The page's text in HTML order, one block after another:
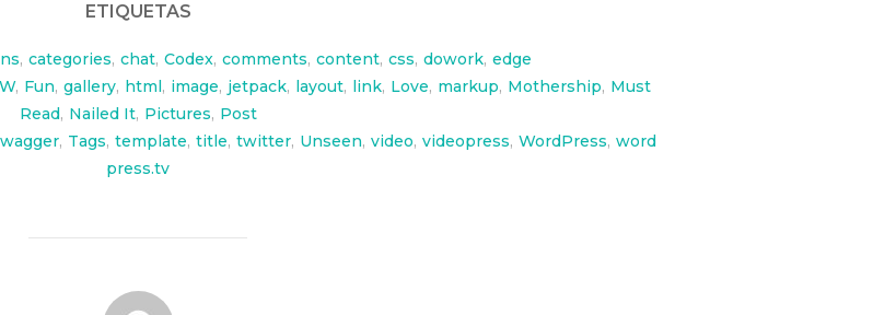
ETIQUETAS
, categories, chat, Codex, comments, content, css, dowork, edge
, Fun, gallery, html, image, jetpack, layout, link, Love, markup, Mothership, Must
Read, Nailed It, Pictures, Post
, Tags, template, title, twitter, Unseen, video, videopress, WordPress, word
press.tv
AUTOR DE LA PUBLICACIÓN